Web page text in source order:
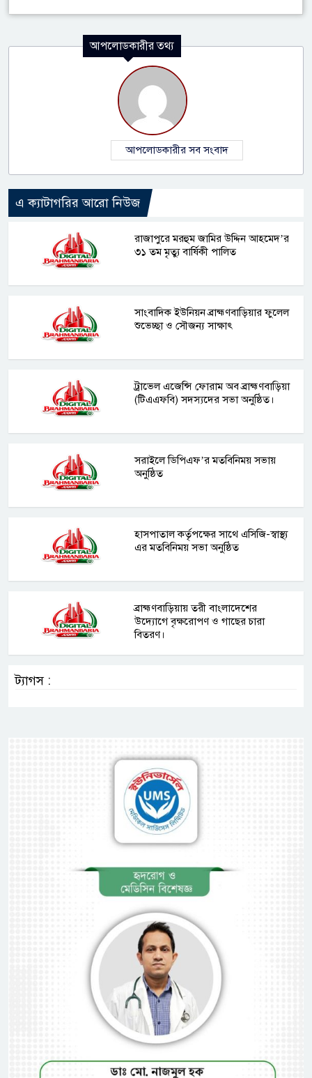
আপলোডকারীর তথ্য
আপলোডকারীর সব সংবাদ
এ ক্যাটাগরির আরো নিউজ
রাজাপুরে মরহুম জামির উদ্দিন আহমেদ’র
৩১ তম মৃত্যু বার্ষিকী পালিত
সাংবাদিক ইউনিয়ন ব্রাহ্মণবাড়িয়ার ফুলেল
শুভেচ্ছা ও সৌজন্য সাক্ষাৎ
ট্রাভেল এজেন্সি ফোরাম অব ব্রাহ্মণবাড়িয়া
(টিএএফবি) সদস্যদের সভা অনুষ্ঠিত।
সরাইলে ডিপিএফ’র মতবিনিময় সভায়
অনুষ্ঠিত
হাসপাতাল কর্তৃপক্ষের সাথে এসিজি-স্বাস্থ্য
এর মতবিনিময় সভা অনুষ্ঠিত
ব্রাহ্মণবাড়িয়ায় তরী বাংলাদেশের
উদ্যোগে বৃক্ষরোপণ ও গাছের চারা
বিতরণ।
ট্যাগস :